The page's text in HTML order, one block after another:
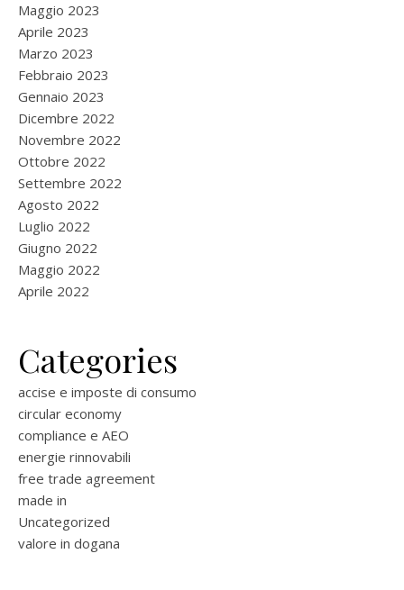
Maggio 2023
Aprile 2023
Marzo 2023
Febbraio 2023
Gennaio 2023
Dicembre 2022
Novembre 2022
Ottobre 2022
Settembre 2022
Agosto 2022
Luglio 2022
Giugno 2022
Maggio 2022
Aprile 2022
Categories
accise e imposte di consumo
circular economy
compliance e AEO
energie rinnovabili
free trade agreement
made in
Uncategorized
valore in dogana